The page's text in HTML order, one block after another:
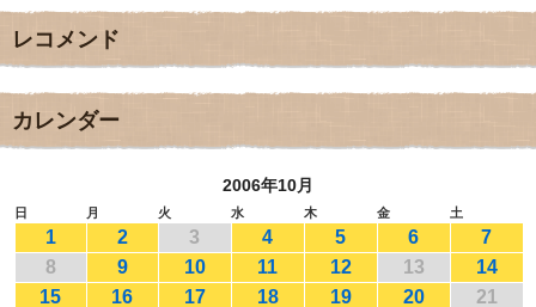
2018年1月(2)
2017年12月
2017年11月(3)
2017年9月
2017年8月
2017年5月
2017年4月(2)
2017年3月(1)
2017年2月(1)
レコメンド
カレンダー
2006年10月
日 月 火 水 木 金 土
1 2 3 4 5 6
7
8
9 10 11 12 13
14
15
16 17 18 19 20 21